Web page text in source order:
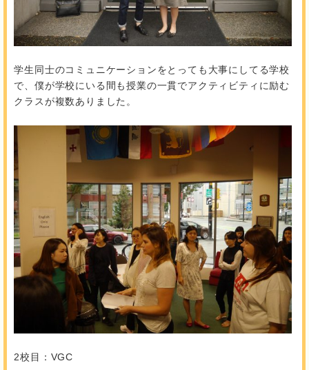
学生同士のコミュニケーションをとっても大事にしてる学校
で、僕が学校にいる間も授業の一貫でアクティビティに励む
クラスが複数ありました。
2校目：VGC